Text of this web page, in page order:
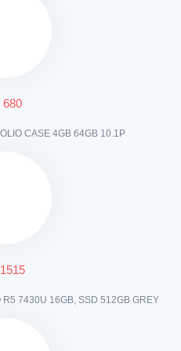
680
CASE 4GB 64GB 10.1P
7430U 16GB, SSD 512GB GREY